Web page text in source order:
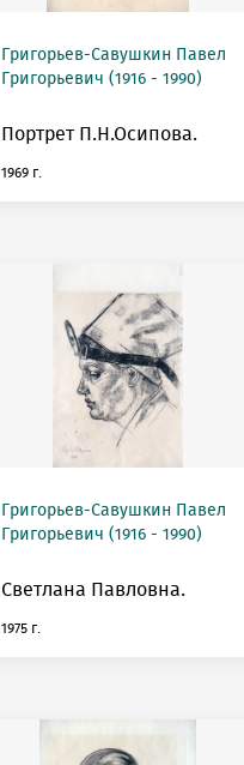
Григорьев-Савушкин Павел
Григорьевич (1916 - 1990)
Портрет П.Н.Осипова.
1969 г.
Григорьев-Савушкин Павел
Григорьевич (1916 - 1990)
Светлана Павловна.
1975 г.